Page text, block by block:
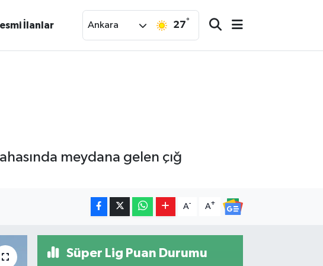
İlanlar Ankara 27°
meydana gelen çığ
A- A+
Süper Lig Puan Durumu